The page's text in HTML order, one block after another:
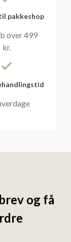
pakkeshop
over 499
kr.
og få